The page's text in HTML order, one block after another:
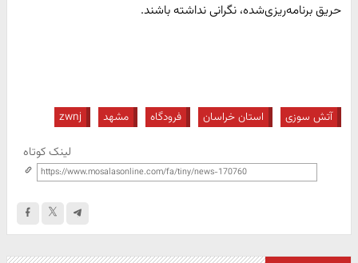
حریق برنامه‌ریزی‌شده، نگرانی نداشته باشند.
آتش سوزی استان خراسان فرودگاه مشهد zwnj
لینک کوتاه